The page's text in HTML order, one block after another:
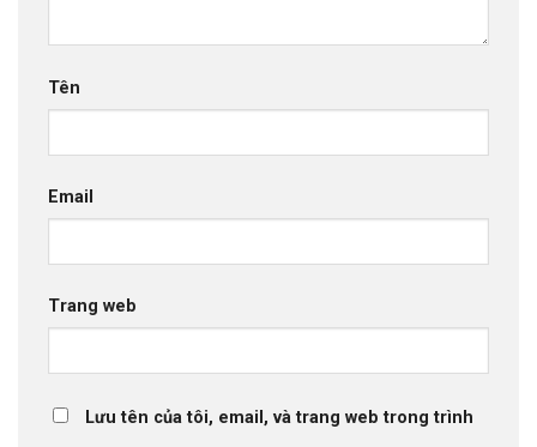
Tên
Email
Trang web
Lưu tên của tôi, email, và trang web trong trình